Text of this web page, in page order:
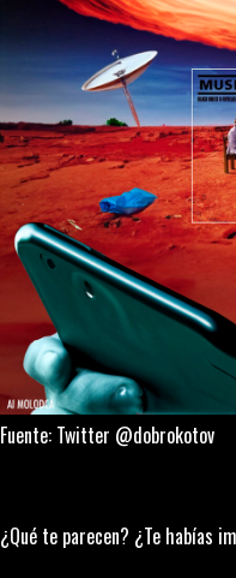
Fuente: Twitter @dobrokotov
¿Qué te parecen? ¿Te habías